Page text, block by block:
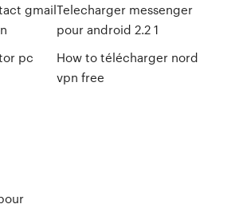
gmail
pc
Telecharger messenger
pour android 2.2 1
How to télécharger nord
vpn free